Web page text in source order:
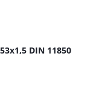
DIN 11850